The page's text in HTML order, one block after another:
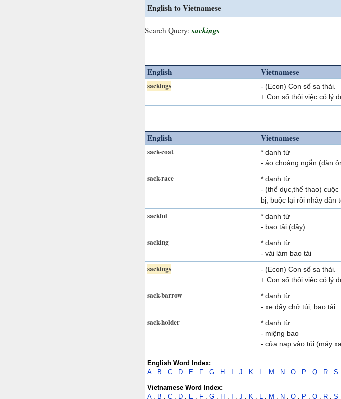
English to Vietnamese
Search Query: sackings
English Vietnamese
sackings
- (Econ) Con số sa thải.
+ Con số thôi việc có lý
English Vietnamese
sack-coat
* danh từ
- áo choàng ngắn (đàn
sack-race
* danh từ
- (thể dục,thể thao)
bị, buộc lại rồi nhảy dần
sackful
* danh từ
- bao tải (đầy)
sacking
* danh từ
- vải làm bao tải
sackings
- (Econ) Con số sa thải.
+ Con số thôi việc có lý
sack-barrow
* danh từ
- xe đẩy chở túi, bao tải
sack-holder
* danh từ
- miệng bao
- cửa nạp vào túi (máy
English Word Index:
A. B . C . D . E . F . G . H . . J . K . L . M . N . O . P . Q . R . S
Vietnamese Word Index:
A. B C D E F G H J K M N O P Q R S